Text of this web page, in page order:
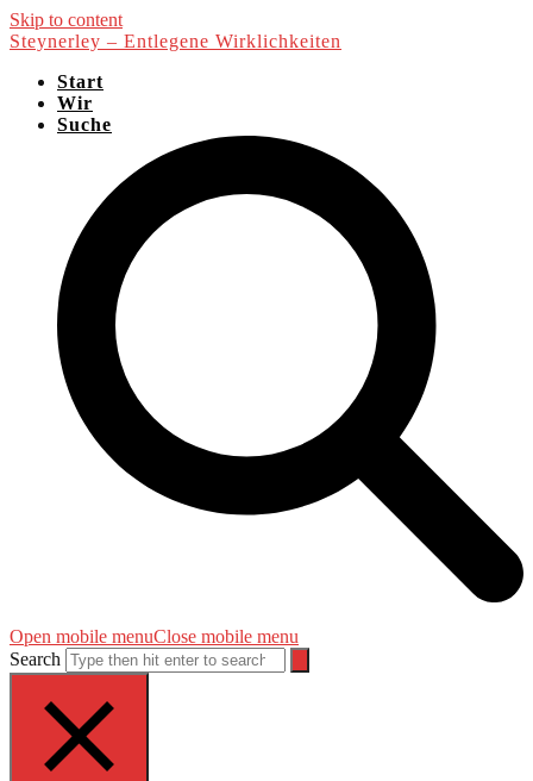
Skip to content
Steynerley – Entlegene Wirklichkeiten
Start
Wir
Suche
Open mobile menuClose mobile menu
Search